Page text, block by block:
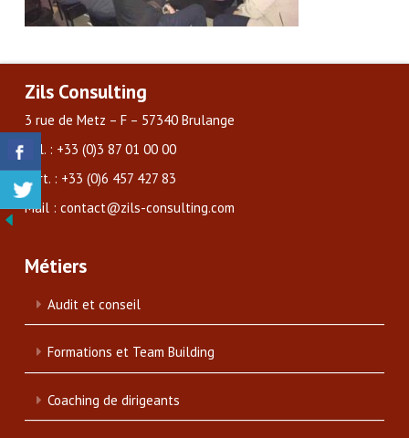
Zils Consulting
3 rue de Metz – F – 57340 Brulange
Tél. : +33 (0)3 87 01 00 00
Port. : +33 (0)6 457 427 83
Mail : contact@zils-consulting.com
Métiers
Audit et conseil
Formations et Team Building
Coaching de dirigeants